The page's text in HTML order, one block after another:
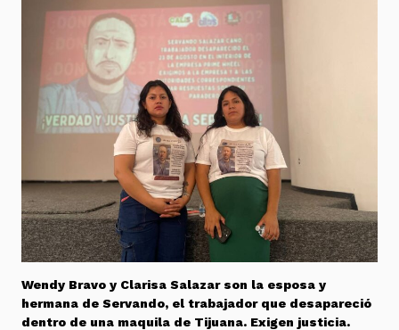
Wendy Bravo y Clarisa Salazar son la esposa y
hermana de Servando, el trabajador que desapareció
dentro de una maquila de Tijuana. Exigen justicia.